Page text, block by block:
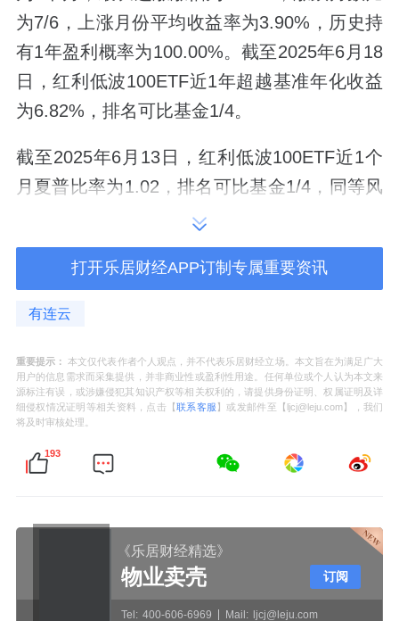
为7/6，上涨月份平均收益率为3.90%，历史持
有1年盈利概率为100.00%。截至2025年6月18
日，红利低波100ETF近1年超越基准年化收益
为6.82%，排名可比基金1/4。
截至2025年6月13日，红利低波100ETF近1个
月夏普比率为1.02，排名可比基金1/4，同等风
回撤方面，截至2025年6月18日，红利低波
100ETF今年以来最大回撤6.18%，相对基准回
撤0.10%，在可比基金中回撤最小。回撤后修
快。
费率方面，红利低波100ETF管理费率为
0.15%，托管费率为0.05%，费率在可比基金
跟踪精度方面，截至2025年6月18日，红利低
波100ETF近半年跟踪误差为0.051%，在可比
基金中跟踪精度较高。
打开乐居财经APP订制专属重要资讯
有连云
重要提示： 本文仅代表作者个人观点，并不代表乐居财经立场。本文旨在为满足广大
用户的信息需求而采集提供，并非商业性或盈利性用途。任何单位或个人认为本文来
源标注有误，或涉嫌侵犯其知识产权等相关权利的，请提供身份证明、权属证明及详
细侵权情况证明等相关资料，点击【联系客服 】或发邮件至【ljcj@leju.com】，我们
将及时审核处理。
193
《乐居财经精选》
物业卖壳
Tel: 400-606-6969 Mail: ljcj@leju.com
订阅